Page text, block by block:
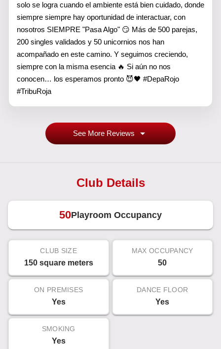
solo se logra cuando el ambiente está bien cuidado, donde
siempre siempre hay oportunidad de interactuar, con
nosotros SIEMPRE "Pasa Algo" 😏 Más de 500 parejas,
200 singles validados y 50 unicornios nos han
acompañado en este camino. Y seguimos creciendo,
siempre con la misma esencia 🔥 Si aún no nos
conocen… los esperamos pronto 😈🖤 #DepaRojo
#TribuRoja
See More Reviews
Club Details
50Playroom Occupancy
CLUB SIZE
150 square meters
MAX OCCUPANCY
50
ON PREMISES
Yes
DANCE FLOOR
Yes
SMOKING
Yes